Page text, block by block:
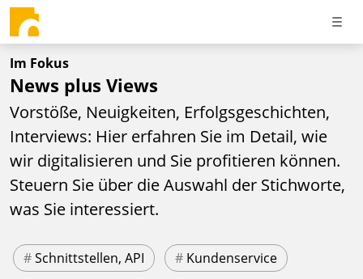
Im Fokus
News plus Views
Vorstöße, Neuigkeiten, Erfolgsgeschichten,
Interviews: Hier erfahren Sie im Detail, wie
wir digitalisieren und Sie profitieren können.
Steuern Sie über die Auswahl der Stichworte,
was Sie interessiert.
#Schnittstellen, API # Kundenservice